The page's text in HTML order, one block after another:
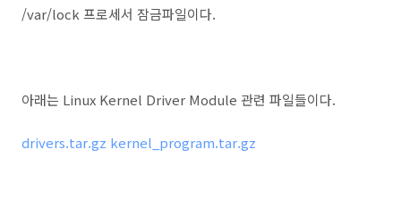
/var/lock 프로세서 잠금파일이다.
아래는 Linux Kernel Driver Module 관련 파일들이다.
drivers.tar.gz kernel_program.tar.gz